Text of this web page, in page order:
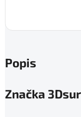
Popis
Značka